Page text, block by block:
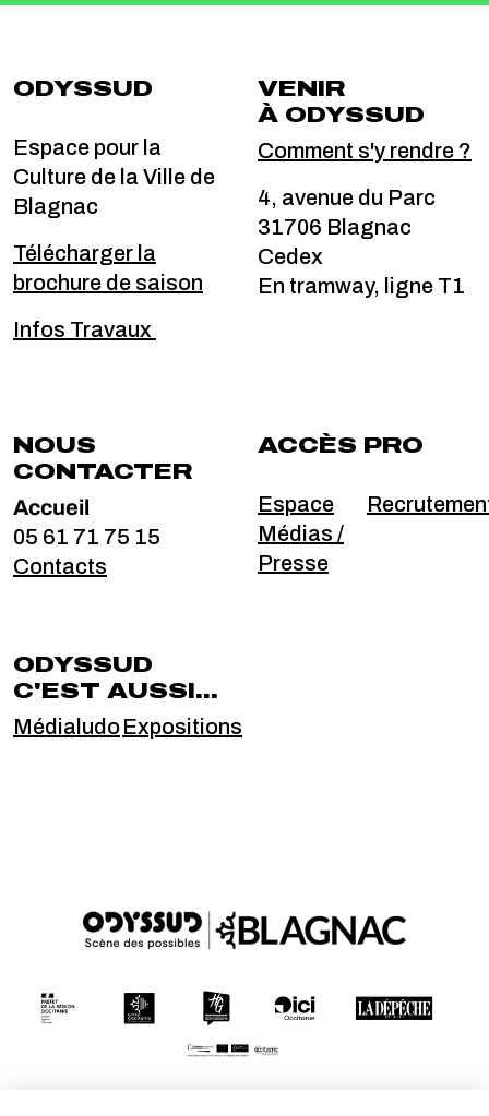
ODYSSUD
Espace pour la
Culture de la Ville de
Blagnac
Télécharger la
brochure de saison
Infos Travaux
VENIR
À ODYSSUD
Comment s'y rendre ?
4, avenue du Parc
31706 Blagnac
Cedex
En tramway, ligne T1
NOUS
CONTACTER
Accueil
05 61 71 75 15
Contacts
ACCÈS PRO
Espace
Médias /
Presse
ODYSSUD
C'EST AUSSI...
MédialudoExpositions